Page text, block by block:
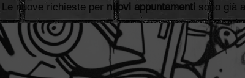
Le nuove richieste per nuovi appuntamenti sono già